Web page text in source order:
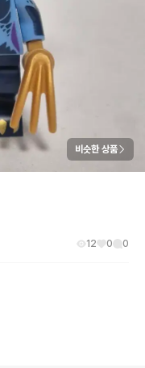
비슷한 상품
12 0 0